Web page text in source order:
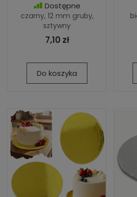
Dostępne
czarny, 12 mm gruby,
sztywny
7,10 zł
Do koszyka